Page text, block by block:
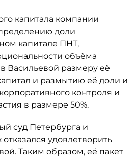
капитала компании
доли
капитале ПНТ,
объёма
Васильевой размеру её
и размытию её доли и
контроля и
в размере 50%.
суд Петербурга и
удовлетворить
Таким образом, её пакет